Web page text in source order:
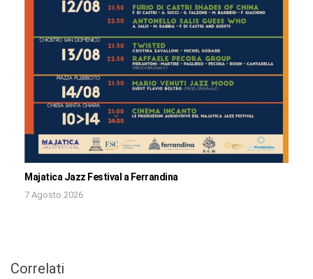
Majatica Jazz Festival a Ferrandina
7 Agosto 2026
Correlati